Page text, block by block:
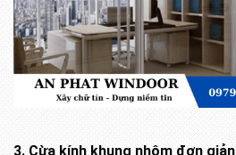
3. Cừa kính khung nhôm đơn giản